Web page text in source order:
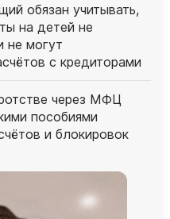
обязан учитывать,
на детей не
не могут
с кредиторами
через МФЦ
пособиями
и блокировок